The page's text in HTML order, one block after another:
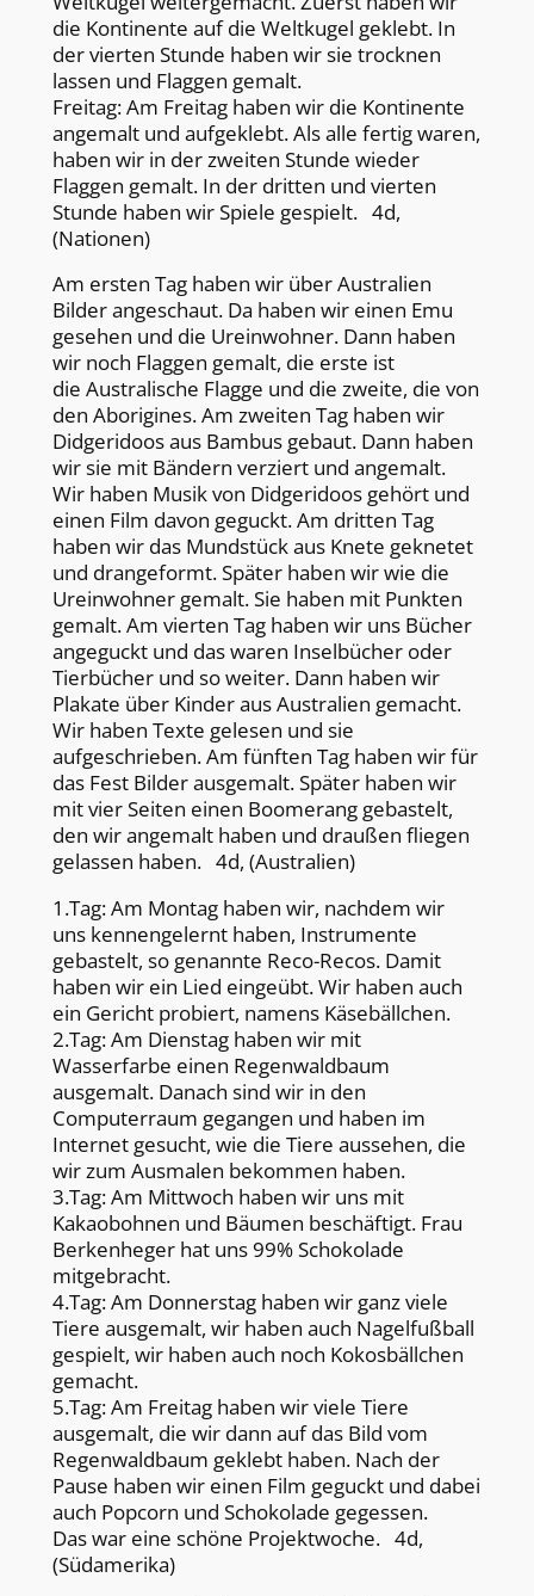
die Kontinente auf die Weltkugel geklebt. In
der vierten Stunde haben wir sie trocknen
lassen und Flaggen gemalt.
Freitag: Am Freitag haben wir die Kontinente
angemalt und aufgeklebt. Als alle fertig waren,
haben wir in der zweiten Stunde wieder
Flaggen gemalt. In der dritten und vierten
Stunde haben wir Spiele gespielt. 4d,
(Nationen)
Am ersten Tag haben wir über Australien
Bilder angeschaut. Da haben wir einen Emu
gesehen und die Ureinwohner. Dann haben
wir noch Flaggen gemalt, die erste ist
die Australische Flagge und die zweite, die von
den Aborigines. Am zweiten Tag haben wir
Didgeridoos aus Bambus gebaut. Dann haben
wir sie mit Bändern verziert und angemalt.
Wir haben Musik von Didgeridoos gehört und
einen Film davon geguckt. Am dritten Tag
haben wir das Mundstück aus Knete geknetet
und drangeformt. Später haben wir wie die
Ureinwohner gemalt. Sie haben mit Punkten
gemalt. Am vierten Tag haben wir uns Bücher
angeguckt und das waren Inselbücher oder
Tierbücher und so weiter. Dann haben wir
Plakate über Kinder aus Australien gemacht.
Wir haben Texte gelesen und sie
aufgeschrieben. Am fünften Tag haben wir für
das Fest Bilder ausgemalt. Später haben wir
mit vier Seiten einen Boomerang gebastelt,
den wir angemalt haben und draußen fliegen
gelassen haben. 4d, (Australien)
1.Tag: Am Montag haben wir, nachdem wir
uns kennengelernt haben, Instrumente
gebastelt, so genannte Reco-Recos. Damit
haben wir ein Lied eingeübt. Wir haben auch
ein Gericht probiert, namens Käsebällchen.
2.Tag: Am Dienstag haben wir mit
Wasserfarbe einen Regenwaldbaum
ausgemalt. Danach sind wir in den
Computerraum gegangen und haben im
Internet gesucht, wie die Tiere aussehen, die
wir zum Ausmalen bekommen haben.
3.Tag: Am Mittwoch haben wir uns mit
Kakaobohnen und Bäumen beschäftigt. Frau
Berkenheger hat uns 99% Schokolade
mitgebracht.
4.Tag: Am Donnerstag haben wir ganz viele
Tiere ausgemalt, wir haben auch Nagelfußball
gespielt, wir haben auch noch Kokosbällchen
gemacht.
5.Tag: Am Freitag haben wir viele Tiere
ausgemalt, die wir dann auf das Bild vom
Regenwaldbaum geklebt haben. Nach der
Pause haben wir einen Film geguckt und dabei
auch Popcorn und Schokolade gegessen.
Das war eine schöne Projektwoche. 4d,
(Südamerika)